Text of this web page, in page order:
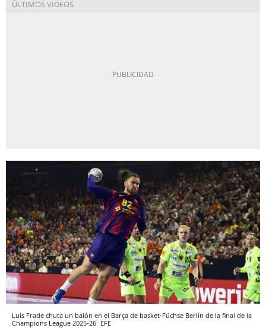
Luis Frade chuta un balón en el Barça de basket-Füchse Berlín de la final de la
Champions League 2025-26 EFE